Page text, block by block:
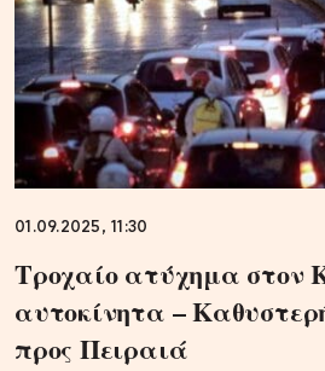
01.09.2025, 11:30
Τροχαίο ατύχημα στον
αυτοκίνητα –
προς Πειραιά